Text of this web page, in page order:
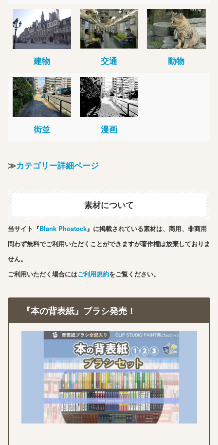
建物 交通 動物
街並 漫画
≫カテゴリー詳細ページ
素材について
当サイト『Blank Phostock』に掲載されている素材は、商用、非商用
問わず無料でご利用いただくことができますが著作権は放棄しておりま
せん。
ご利用いただく場合にはご利用規約をご覧ください。
『本の背表紙』ブラシ発売！